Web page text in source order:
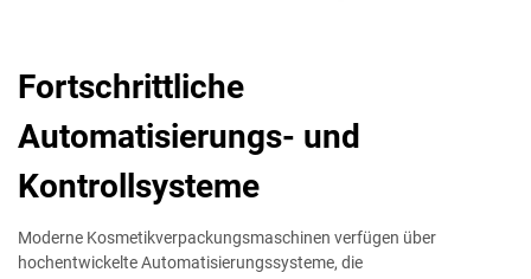
Fortschrittliche
Automatisierungs- und
Kontrollsysteme
Moderne Kosmetikverpackungsmaschinen verfügen über
hochentwickelte Automatisierungssysteme, die